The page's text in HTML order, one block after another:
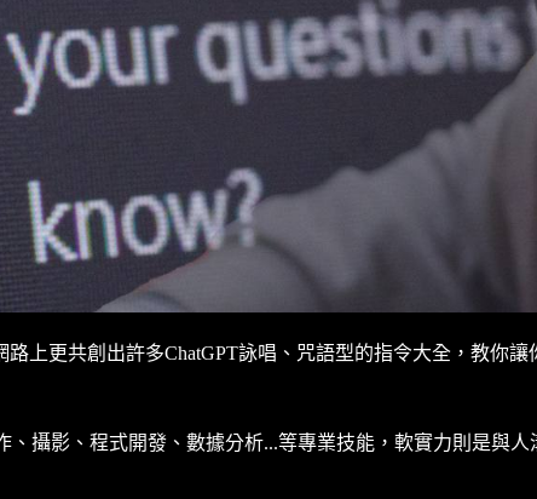
上更共創出許多ChatGPT詠唱、咒語型的指令大全，教你
攝影、程式開發、數據分析...等專業技能，軟實力則是與